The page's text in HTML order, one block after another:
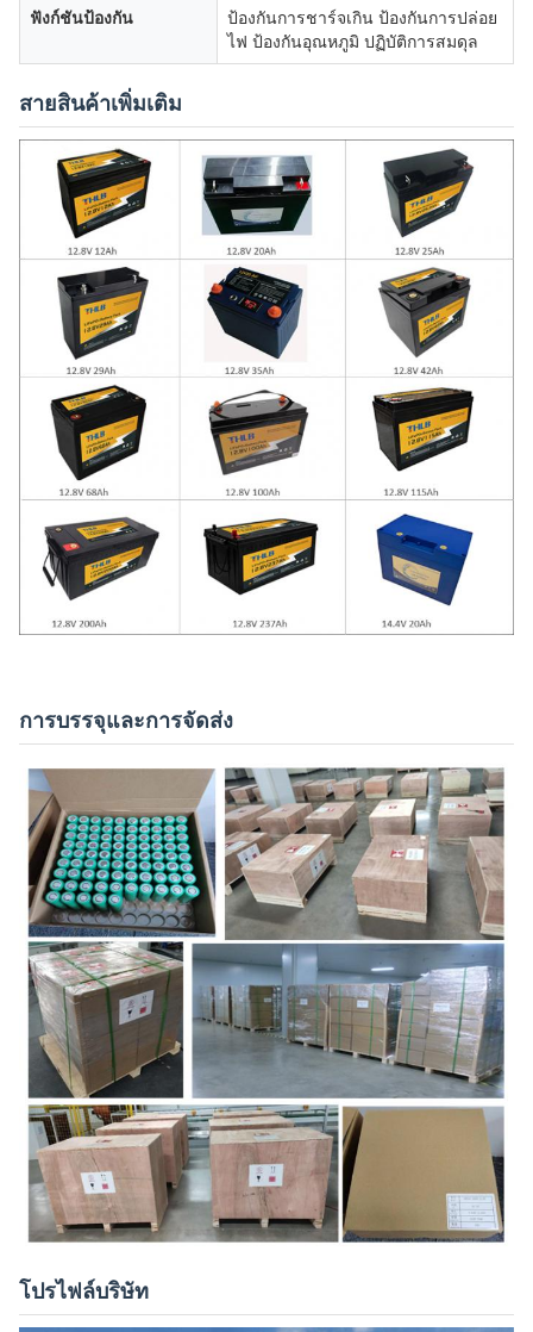
ฟังก์ชันป้องกัน
ป้องกันการชาร์จเกิน ป้องกันการปล่อย
ไฟ ป้องกันอุณหภูมิ ปฏิบัติการสมดุล
สายสินค้าเพิ่มเติม
การบรรจุและการจัดส่ง
โปรไฟล์บริษัท